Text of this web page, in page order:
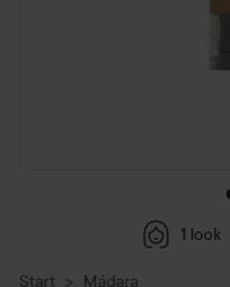
1 look
Start Mádara